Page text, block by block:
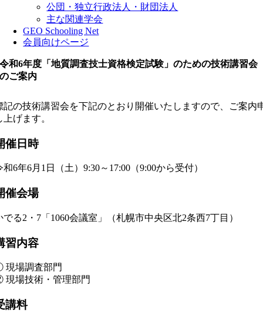
公団・独立行政法人・財団法人
主な関連学会
GEO Schooling Net
会員向けページ
令和6年度「地質調査技士資格検定試験」のための技術講習会
のご案内
記の技術講習会を下記のとおり開催いたしますので、ご案内
上げます。
催日時
和6年6月1日（土）9:30～17:00（9:00から受付）
催会場
でる2・7「1060会議室」（札幌市中央区北2条西7丁目）
習内容
現場調査部門
現場技術・管理部門
講料